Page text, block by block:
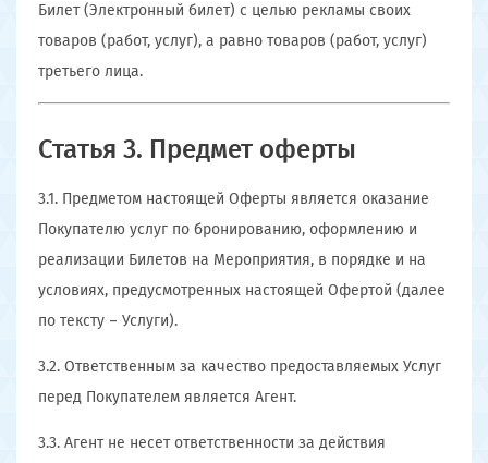
Билет (Электронный билет) с целью рекламы своих
товаров (работ, услуг), а равно товаров (работ, услуг)
третьего лица.
Статья 3. Предмет оферты
3.1. Предметом настоящей Оферты является оказание
Покупателю услуг по бронированию, оформлению и
реализации Билетов на Мероприятия, в порядке и на
условиях, предусмотренных настоящей Офертой (далее
по тексту – Услуги).
3.2. Ответственным за качество предоставляемых Услуг
перед Покупателем является Агент.
3.3. Агент не несет ответственности за действия